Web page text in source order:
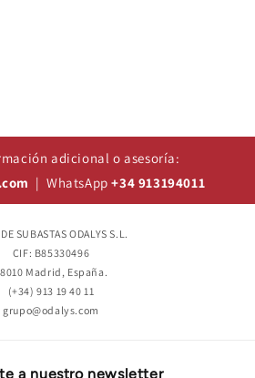
adicional o asesoría:
| WhatsApp+34 913194011
SUBASTAS ODALYS S.L.
CIF: B85330496
Madrid, España.
(+34) 913 19 40 11
grupo@odalys.com
a nuestro newsletter